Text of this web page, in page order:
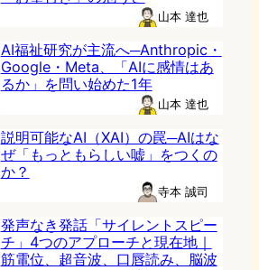
山本 達也
AI福祉研究が主流へ─Anthropic・
Google・Meta、「AIに感情はあ
るか」を問い始めた1年
山本 達也
説明可能なAI（XAI）の罠─AIはな
ぜ「もっともらしい嘘」をつくの
か？
寺本 誠司
発声なき発話「サイレントスピー
チ」4つのアプローチと現在地｜
筋電位、超音波、口唇読み、脳波